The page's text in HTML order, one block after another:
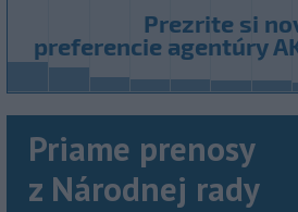
Priame prenosy
z Národnej rady